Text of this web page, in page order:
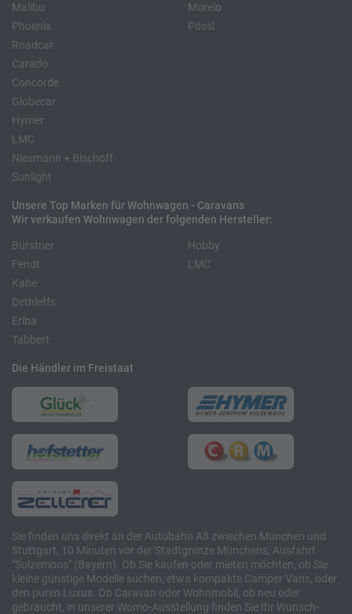
Malibu
Phoenix
Roadcar
Morelo
Pössl
Carado
Concorde
Globecar
Hymer
LMC
Niesmann + Bischoff
Sunlight
Unsere Top Marken für Wohnwagen - Caravans
Wir verkaufen Wohnwagen der folgenden Hersteller:
Bürstner
Fendt
Kabe
Hobby
LMC
Dethleffs
Eriba
Tabbert
Die Händler im Freistaat
Sie finden uns direkt an der Autobahn A8 zwischen München und
Stuttgart, 10 Minuten vor der Stadtgrenze Münchens, Ausfahrt
"Sulzemoos" (Bayern). Ob Sie kaufen oder mieten möchten, ob Sie
kleine günstige Modelle suchen, etwa kompakte Camper Vans, oder
den puren Luxus. Ob Caravan oder Wohnmobil, ob neu oder
gebraucht, in unserer Womo-Ausstellung finden Sie Ihr Wunsch-